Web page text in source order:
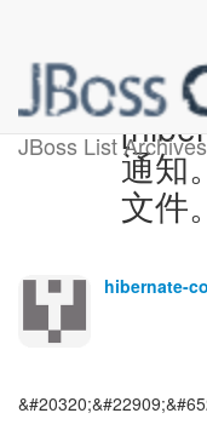
JBoss List Archives
通知
文件。
hibernate-